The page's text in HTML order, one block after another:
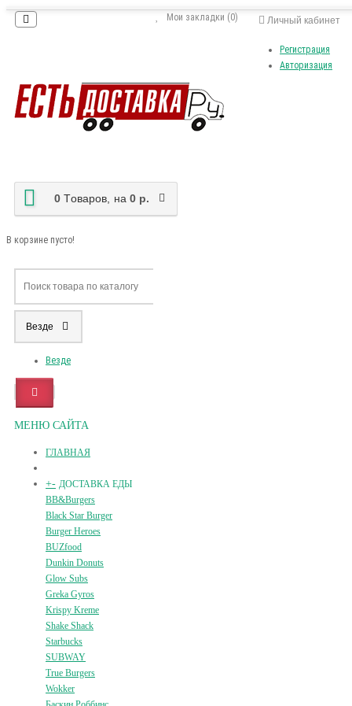
Личный кабинет
Регистрация
Авторизация
Мои закладки (0)
0 Tоваров, на 0 р.
В корзине пусто!
Везде
Везде
МЕНЮ САЙТА
ГЛАВНАЯ
+- ДОСТАВКА ЕДЫ
BB&Burgers
Black Star Burger
Burger Heroes
BUZfood
Dunkin Donuts
Glow Subs
Greka Gyros
Krispy Kreme
Shake Shack
Starbucks
SUBWAY
True Burgers
Wokker